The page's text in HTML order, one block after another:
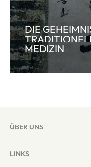
DIE
MEDIZIN
ÜBER UNS
LINKS